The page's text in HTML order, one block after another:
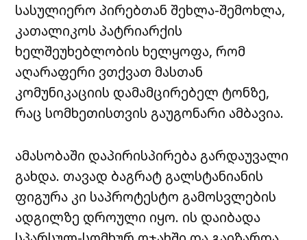
სასულიერო პირებთან შეხლა-შემოხლა,
კათალიკოს პატრიარქის
ხელშეუხებლობის ხელყოფა, რომ
აღარაფერი ვთქვათ მასთან
კომუნიკაციის დამამცირებელ ტონზე,
რაც სომხეთისთვის გაუგონარი ამბავია.
ამასობაში დაპირისპირება გარდაუვალი
გახდა. თავად ბაგრატ გალსტანიანის
ფიგურა კი საპროტესტო გამოსვლების
ადგილზე დროული იყო. ის დაიბადა